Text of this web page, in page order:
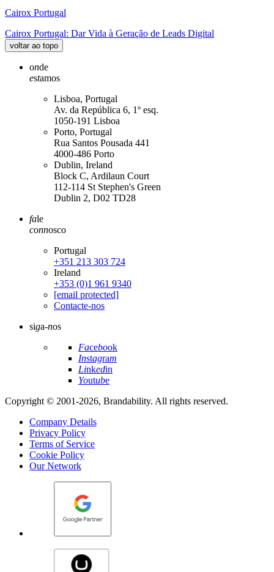
Cairox Portugal
Cairox Portugal: Dar Vida à Geração de Leads Digital
voltar ao topo
onde
estamos
Lisboa, Portugal
Av. da República 6, 1º esq.
1050-191 Lisboa
Porto, Portugal
Rua Santos Pousada 441
4000-486 Porto
Dublin, Ireland
Block C, Ardilaun Court
112-114 St Stephen's Green
Dublin 2, D02 TD28
fale
connosco
Portugal
+351 213 303 724
Ireland
+353 (0)1 961 9340
[email protected]
Contacte-nos
siga-nos
Facebook
Instagram
Linkedin
Youtube
Copyright © 2001-2026, Brandability. All rights reserved.
Company Details
Privacy Policy
Terms of Service
Cookie Policy
Our Network